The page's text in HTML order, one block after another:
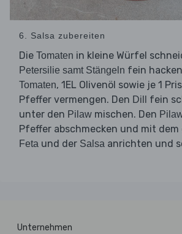
6. Salsa zubereiten
Die Tomaten in kleine Würfel
Petersilie samt Stängeln fein
Tomaten, 1EL Olivenöl sowie je 1
Pfeffer vermengen. Den Dill
fein
unter den Pilaw mischen. Den
Pfeffer abschmecken und mit dem
Feta und der Salsa anrichten und
Unternehmen